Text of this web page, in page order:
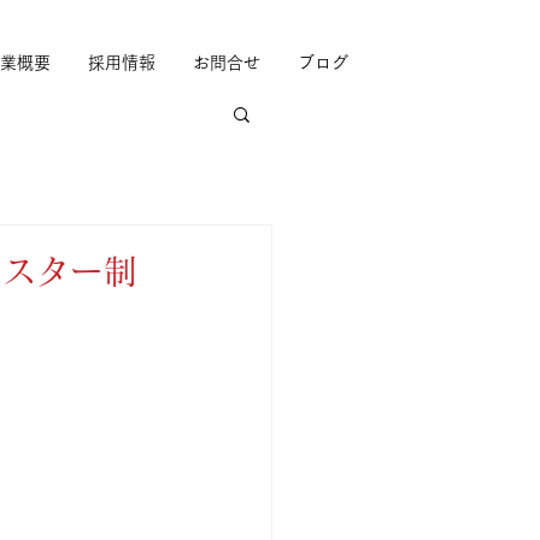
概要 採用情報 お問合せ ブログ
ター制